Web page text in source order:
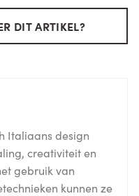
DIT ARTIKEL?
Italiaans design
creativiteit en
gebruik van
kunnen ze